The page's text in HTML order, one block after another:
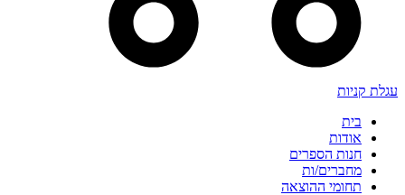
עגלת קניות
בית
אודות
חנות הספרים
מחברים/ות
תחומי ההוצאה